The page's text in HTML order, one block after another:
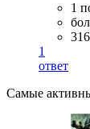
1
1
ответ
Самые